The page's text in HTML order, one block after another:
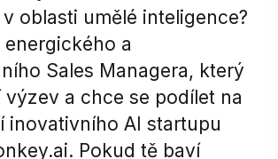
oblasti umělé inteligence?
energického a
Sales Managera, který
výzev a chce se podílet na
inovativního AI startupu
Pokud tě baví